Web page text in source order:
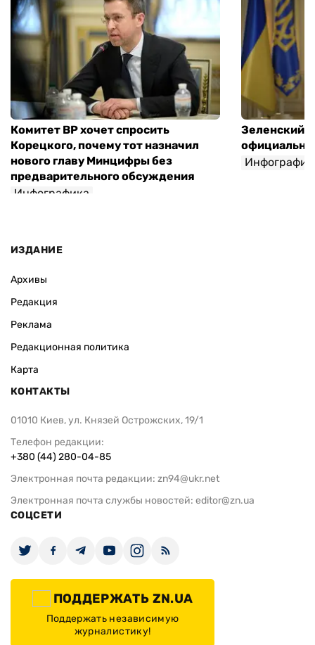
Комитет ВР хочет спросить
Корецкого, почему тот назначил
нового главу Минцифры без
предварительного обсуждения
Инфографика
Зеленский
ИЗДАНИЕ
Архивы
Редакция
Реклама
Редакционная политика
Карта
КОНТАКТЫ
01010 Киев, ул. Князей Острожских, 19/1
Телефон редакции:
+380 (44) 280-04-85
Электронная почта редакции: zn94@ukr.net
Электронная почта службы новостей: editor@zn.ua
СОЦСЕТИ
ПОДДЕРЖАТЬ ZN.UA
Поддержать независимую
журналистику!